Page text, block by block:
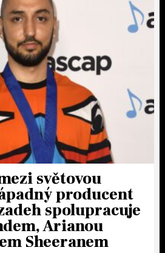
světovou
producent
spolupracuje
Arianou
Sheeranem